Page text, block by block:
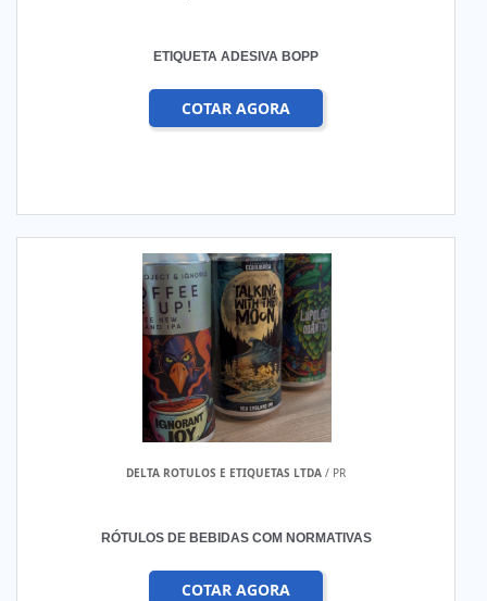
ETIQUETA ADESIVA BOPP
COTAR AGORA
DELTA ROTULOS E ETIQUETAS LTDA / PR
RÓTULOS DE BEBIDAS COM NORMATIVAS
COTAR AGORA